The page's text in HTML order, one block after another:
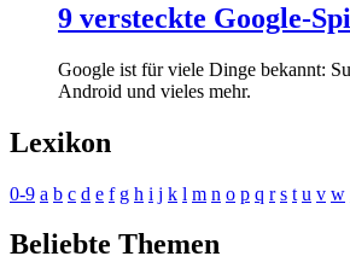
9 versteckte Google-
Google ist für viele Dinge bekannt:
Android und vieles mehr.
Lexikon
0-9 a b c d e f g h i j k l m n o p q r s t u v w
Beliebte Themen